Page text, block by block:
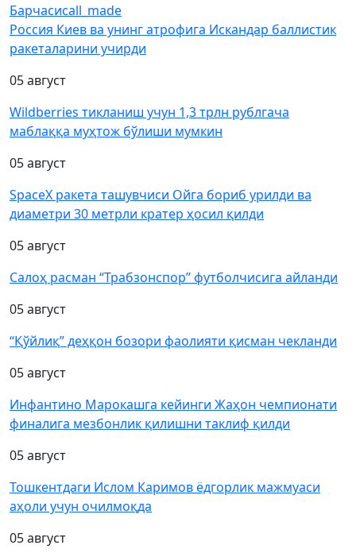
Барчасиcall_made
Россия Киев ва унинг атрофига Искандар баллистик
ракеталарини учирди
05 август
Wildberries тикланиш учун 1,3 трлн рублгача
маблаққа муҳтож бўлиши мумкин
05 август
SpaceX ракета ташувчиси Ойга бориб урилди ва
диаметри 30 метрли кратер ҳосил қилди
05 август
Салоҳ расман “Трабзонспор” футболчисига айланди
05 август
“Қўйлиқ” деҳқон бозори фаолияти қисман чекланди
05 август
Инфантино Марокашга кейинги Жаҳон чемпионати
финалига мезбонлик қилишни таклиф қилди
05 август
Тошкентдаги Ислом Каримов ёдгорлик мажмуаси
аҳоли учун очилмоқда
05 август